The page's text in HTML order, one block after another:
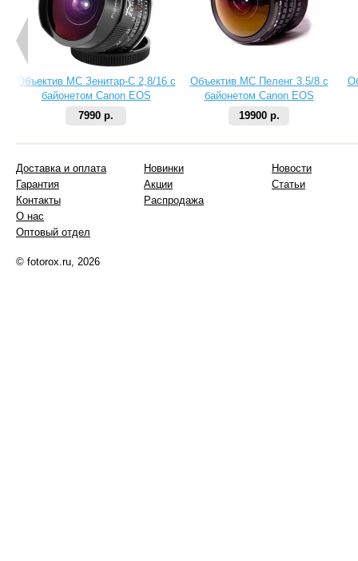
Объектив МС Зенитар-C 2,8/16 с
байонетом Canon EOS
7990 р.
Объектив МС Пеленг 3.5/8 с
байонетом Canon EOS
19900 р.
Доставка и оплата
Гарантия
Контакты
О нас
Оптовый отдел
Новинки
Акции
Распродажа
Новости
Статьи
© fotorox.ru, 2026